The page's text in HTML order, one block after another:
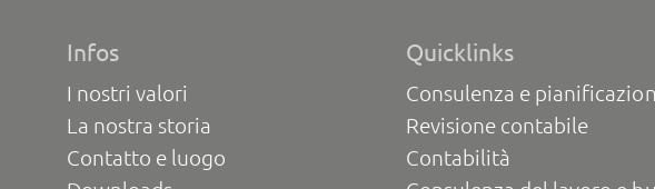
Infos
I nostri valori
La nostra storia
Contatto e luogo
Quicklinks
Consulenza e
Revisione contabile
Contabilità